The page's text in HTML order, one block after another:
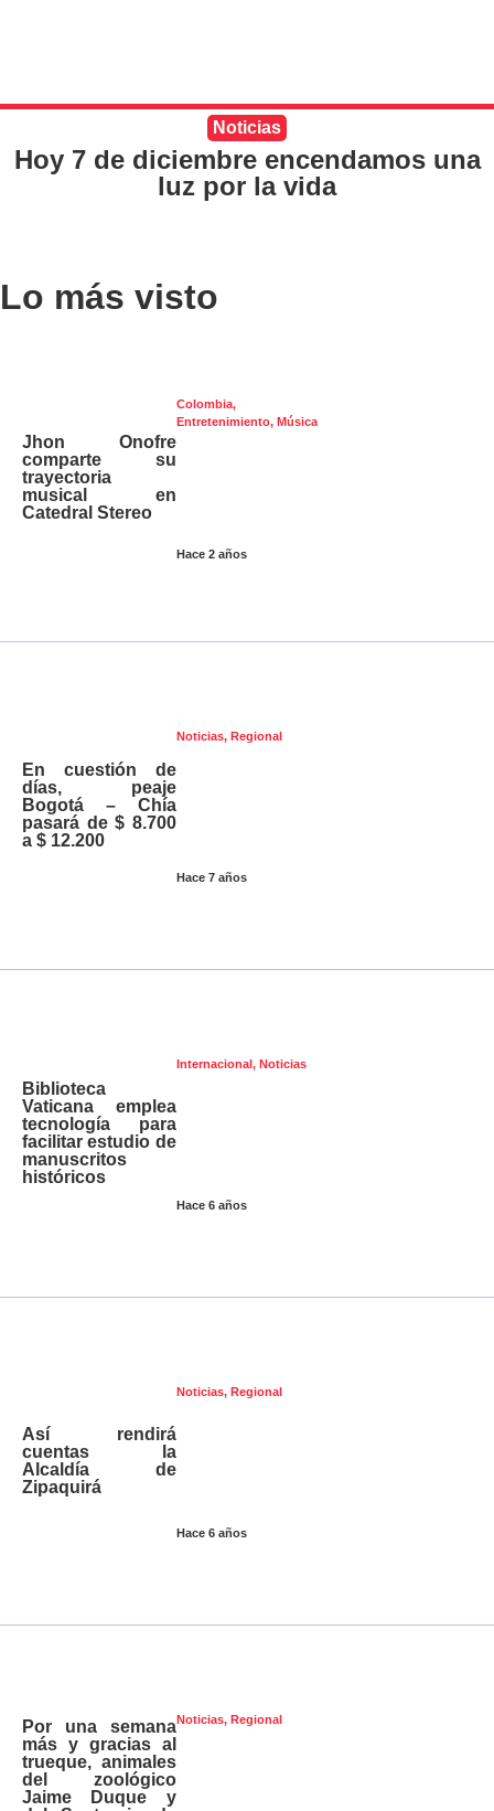
Noticias
Hoy 7 de diciembre encendamos una
luz por la vida
Lo más visto
Colombia,
Entretenimiento, Música
Hace 2 años
Jhon Onofre
comparte su
trayectoria
musical en
Catedral Stereo
Noticias, Regional
Hace 7 años
En cuestión de
días, peaje
Bogotá – Chía
pasará de $ 8.700
a $ 12.200
Internacional , Noticias
Hace 6 años
Biblioteca
Vaticana emplea
tecnología para
facilitar estudio de
manuscritos
históricos
Noticias, Regional
Hace 6 años
Así rendirá
cuentas la
Alcaldía de
Zipaquirá
Noticias, Regional
Por una semana
más y gracias al
trueque, animales
del zoológico
Jaime Duque y